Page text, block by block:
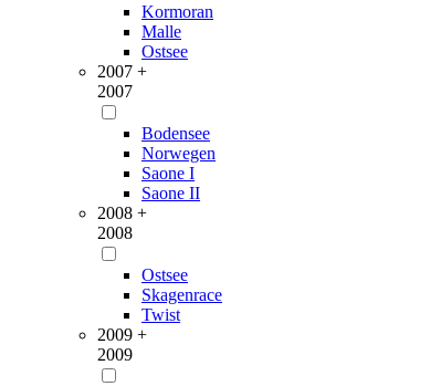
Kormoran
Malle
Ostsee
2007 +
2007
Bodensee
Norwegen
Saone I
Saone II
2008 +
2008
Ostsee
Skagenrace
Twist
2009 +
2009